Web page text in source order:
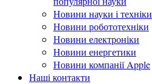
Новини науки і техніки
Новини робототехніки
Новини електроніки
Новини енергетики
Новини компанії Apple
Наші контакти